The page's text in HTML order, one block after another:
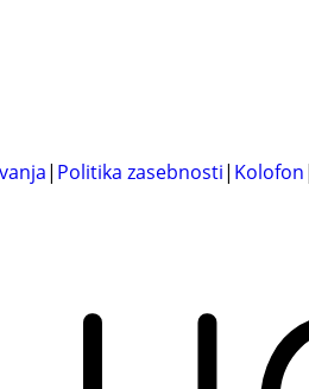
| Politika zasebnosti| Kolofon|